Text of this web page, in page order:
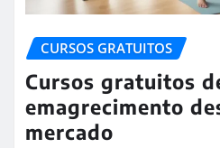
CURSOS GRATUITOS
Cursos gratuitos
emagrecimento
mercado